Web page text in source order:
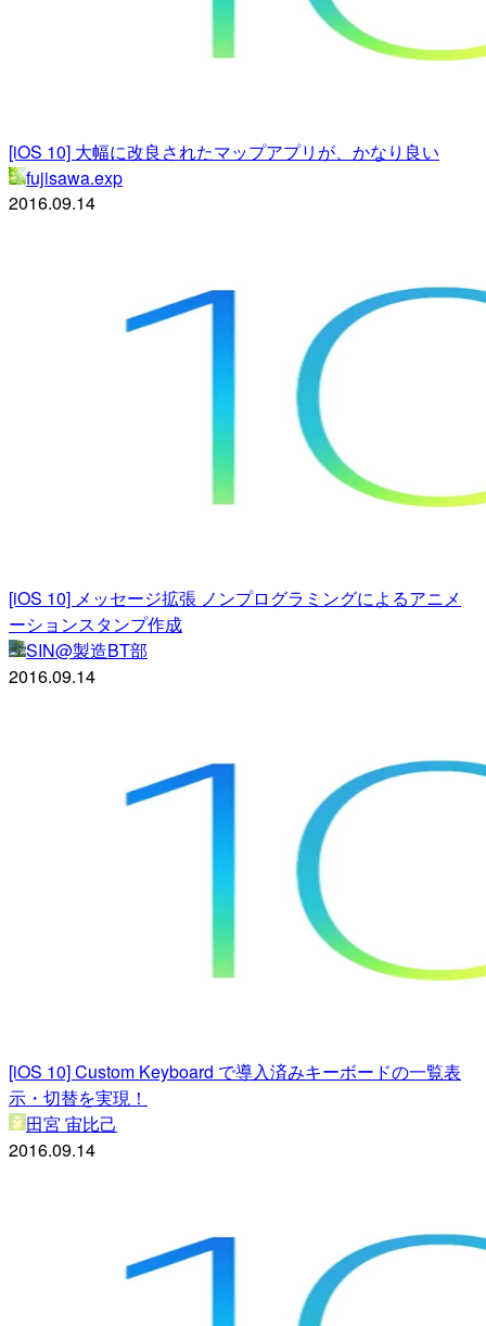
[iOS 10] 大幅に改良されたマップアプリが、かなり良い
fujisawa.exp
2016.09.14
[iOS 10] メッセージ拡張 ノンプログラミングによるアニメ
ーションスタンプ作成
SIN@製造BT部
2016.09.14
[iOS 10] Custom Keyboard で導入済みキーボードの一覧表
示・切替を実現！
田宮 宙比己
2016.09.14